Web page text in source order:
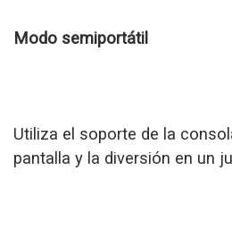
Modo semiportátil
Utiliza el soporte de la
pantalla y la diversión en un